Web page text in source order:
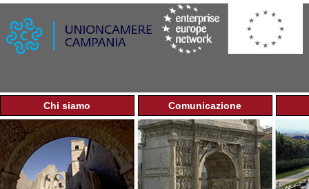
Jump to navigation
M
e
n
u
p
r
Chi siamo Comunicazione